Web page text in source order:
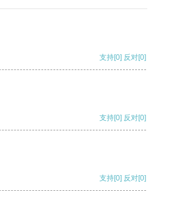
支持[0] 反对[0]
支持[0] 反对[0]
支持[0] 反对[0]